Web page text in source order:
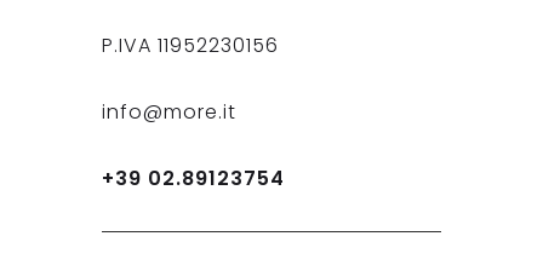
P.IVA 11952230156
info@more.it
+39 02.89123754